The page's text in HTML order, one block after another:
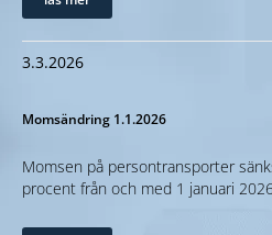
3.3.2026
Momsändring 1.1.2026
Momsen på persontransporter
procent från och med 1 januari